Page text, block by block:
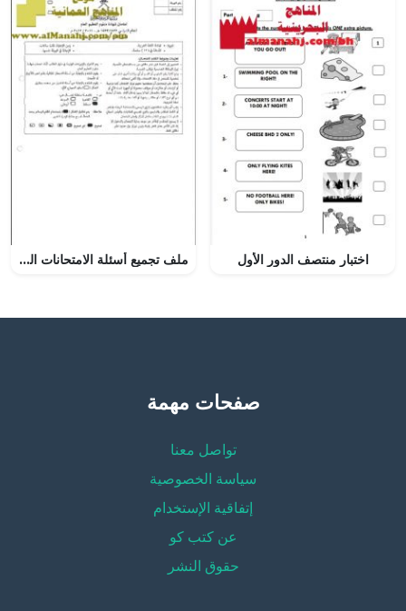
اختبار منتصف الدور الأول ملف تجميع أسئلة الامتحانات الرسمية والأجوبة للسنوات السابقة (لغة عربية) الثاني عشر
صفحات مهمة
تواصل معنا
سياسة الخصوصية
إتفاقية الإستخدام
عن كتب كو
حقوق النشر